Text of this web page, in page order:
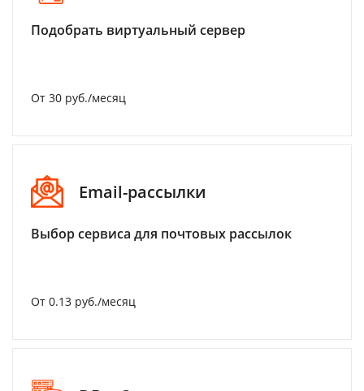
Подобрать виртуальный сервер
От 30 руб./месяц
Email-рассылки
Выбор сервиса для почтовых рассылок
От 0.13 руб./месяц